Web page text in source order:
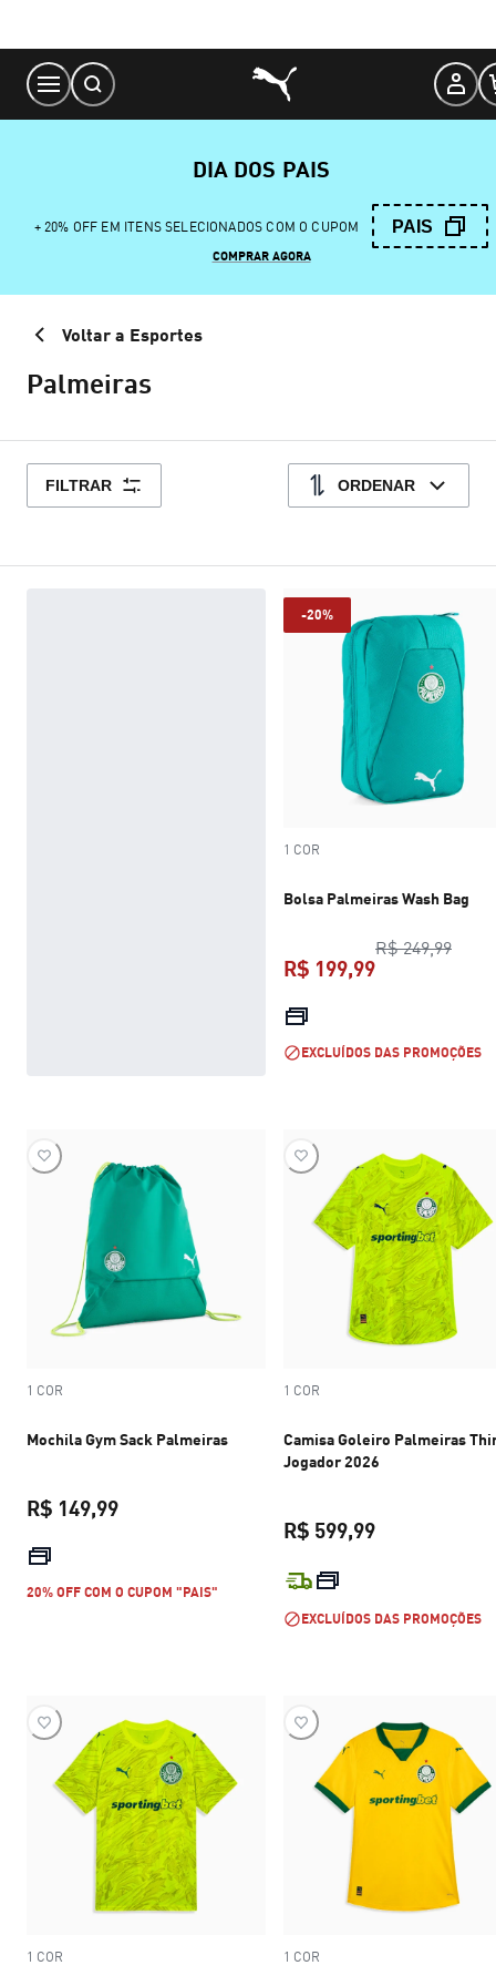
Content
DIA DOS PAIS
+ 20% OFF EM ITENS SELECIONADOS COM O CUPOM PAIS
COMPRAR AGORA
Voltar a Esportes
Palmeiras
FILTRAR ORDENAR
-20%
1 COR
Bolsa Palmeiras Wash Bag
R$ 249,99
R$ 199,99
EXCLUÍDOS DAS PROMOÇÕES
1 COR
Mochila Gym Sack Palmeiras
R$ 149,99
20% OFF COM O CUPOM "PAIS"
1 COR
Camisa Goleiro Palmeiras
Jogador 2026
R$ 599,99
EXCLUÍDOS DAS PROMOÇÕES
1 COR 1 COR